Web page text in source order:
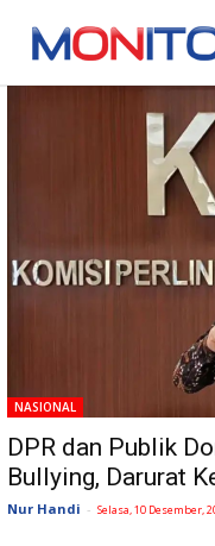
Tag: KPAI
NASIONAL
DPR dan Publik
Bullying, Darurat
Nur Handi - Selasa, 10 Desember,